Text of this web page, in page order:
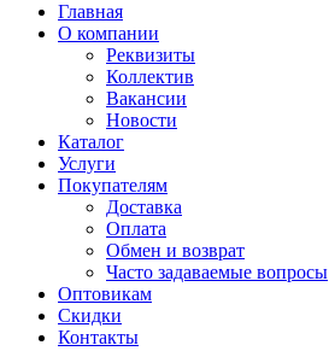
Главная
О компании
Реквизиты
Коллектив
Вакансии
Новости
Каталог
Услуги
Покупателям
Доставка
Оплата
Обмен и возврат
Часто задаваемые вопросы
Оптовикам
Скидки
Контакты